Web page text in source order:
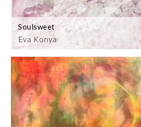
Eva Konya
Soulsweet